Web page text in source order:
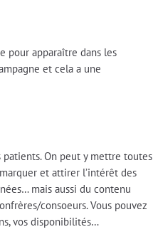
pour apparaître dans les
et cela a une
On peut y mettre toutes
et attirer l’intérêt des
mais aussi du contenu
consoeurs. Vous pouvez
vos disponibilités…